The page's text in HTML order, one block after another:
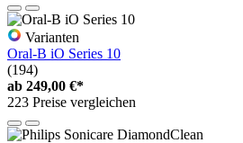
Varianten
Oral-B iO Series 10
(194)
ab 249,00 €*
223 Preise vergleichen